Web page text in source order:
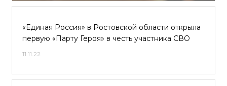
«Единая Россия» в Ростовской области открыла
первую «Парту Героя» в честь участника СВО
11.11.22